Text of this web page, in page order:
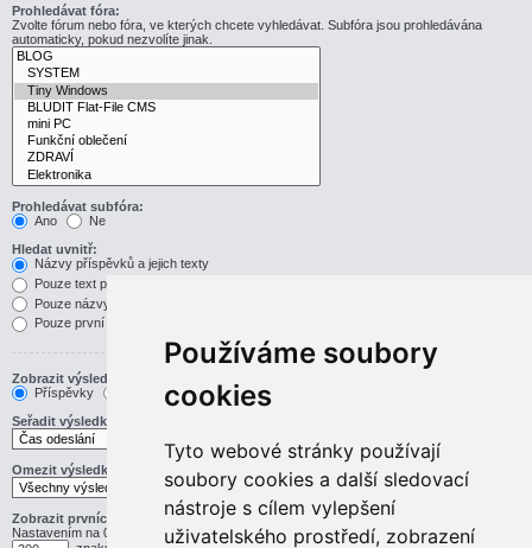
Používáme soubory
cookies
Tyto webové stránky používají
soubory cookies a další sledovací
nástroje s cílem vylepšení
uživatelského prostředí, zobrazení
Prohledávat fóra:
Zvolte fórum nebo fóra, ve kterých chcete vyhledávat. Subfóra jsou prohledávána
automaticky, pokud nezvolíte jinak.
Prohledávat subfóra:
Ano
Ne
Hledat uvnitř:
Názvy příspěvků a jejich texty
Pouze text příspěvku
Pouze názvy příspěvků
Pouze první příspěvek v tématu
Zobrazit výsledek jako:
Příspěvky
Témata
Seřadit výsledky podle:
Omezit výsledky na předchozí:
Zobrazit prvních:
Nastavením na 0 zobrazíte celý příspěvek.